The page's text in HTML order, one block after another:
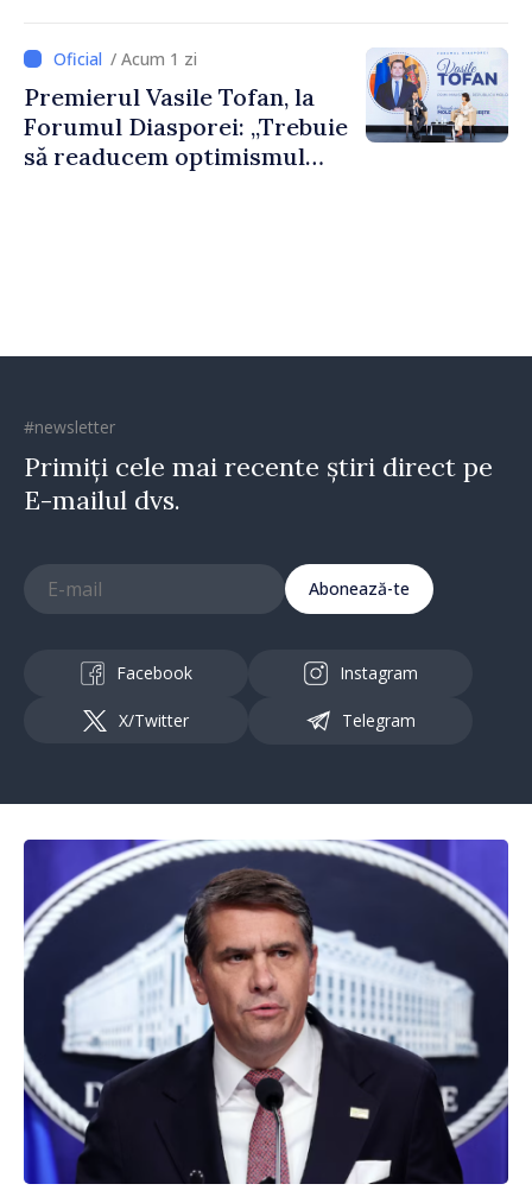
dumneavoastră pentru a
construi comunități mai
puternice”
/ Acum 1 zi
Premierul Vasile Tofan, la
Forumul Diasporei: „Trebuie
să readucem optimismul
#newsletter
Primiți cele mai recente știri direct pe
E-mailul dvs.
Abonează-te
Facebook Instagram
X/Twitter Telegram